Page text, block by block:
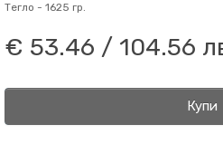
Тегло - 1625 гр.
€ 53.46 / 104.56
Купи